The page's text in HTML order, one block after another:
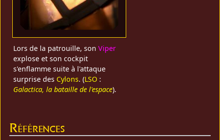
Lors de la patrouille, sonViper
explose et son cockpit
s'enflamme suite à l'attaque
surprise des Cylons. (LSO :
Galactica, la bataille de l'espace).
Références